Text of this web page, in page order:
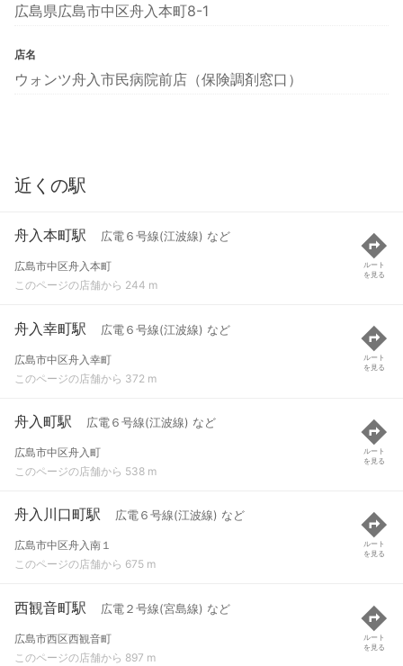
広島県広島市中区舟入本町8-1
店名
ウォンツ舟入市民病院前店（保険調剤窓口）
近くの駅
舟入本町駅 広電６号線(江波線) など
広島市中区舟入本町
このページの店舗から 244 m
ルート
を見る
舟入幸町駅 広電６号線(江波線) など
広島市中区舟入幸町
このページの店舗から 372 m
ルート
を見る
舟入町駅 広電６号線(江波線) など
広島市中区舟入町
このページの店舗から 538 m
ルート
を見る
舟入川口町駅 広電６号線(江波線) など
広島市中区舟入南１
このページの店舗から 675 m
ルート
を見る
西観音町駅 広電２号線(宮島線) など
広島市西区西観音町
このページの店舗から 897 m
ルート
を見る